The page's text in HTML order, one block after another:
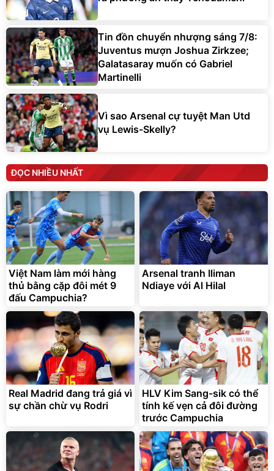
Tin đồn chuyển nhượng sáng 7/8:
Juventus mượn Joshua Zirkzee;
Galatasaray muốn có Gabriel
Martinelli
Vì sao Arsenal cự tuyệt Man Utd
vụ Lewis-Skelly?
ĐỌC NHIỀU NHẤT
Việt Nam làm mới hàng
thủ bằng cặp đôi mét 9
đấu Campuchia?
Arsenal tranh Iliman
Ndiaye với Al Hilal
Real Madrid đang trả giá vì
sự chần chừ vụ Rodri
HLV Kim Sang-sik có thể
tính kế vẹn cả đôi đường
trước Campuchia